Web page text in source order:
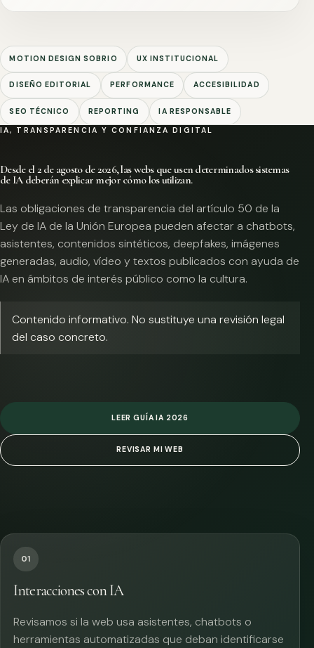
MOTION DESIGN SOBRIO UX INSTITUCIONAL
DISEÑO EDITORIAL PERFORMANCE ACCESIBILIDAD
SEO TÉCNICO REPORTING IA RESPONSABLE
IA, TRANSPARENCIA Y CONFIANZA DIGITAL
Desde el 2 de agosto de 2026, las webs que usen determinados sistemas
de IA deberán explicar mejor cómo los utilizan.
Las obligaciones de transparencia del artículo 50 de la
Ley de IA de la Unión Europea pueden afectar a chatbots,
asistentes, contenidos sintéticos, deepfakes, imágenes
generadas, audio, vídeo y textos publicados con ayuda de
IA en ámbitos de interés público como la cultura.
Contenido informativo. No sustituye una revisión legal
del caso concreto.
LEER GUÍA IA 2026
REVISAR MI WEB
01
Interacciones con IA
Revisamos si la web usa asistentes, chatbots o
herramientas automatizadas que deban identificarse